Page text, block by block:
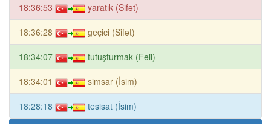
18:36:53 yaratık (Sifət)
18:36:28 geçici (Sifət)
18:34:07 tutuşturmak (Feil)
18:34:01 simsar (İsim)
18:28:18 tesisat (İsim)